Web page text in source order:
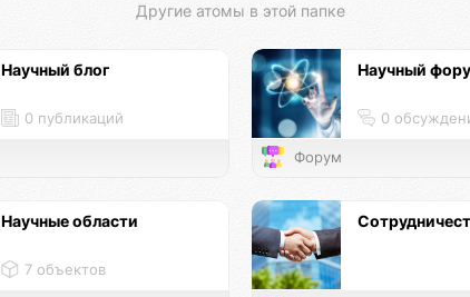
Другие атомы в этой папке
Научный блог
0 публикаций
Научный
0
Форум
Научные области
7 объектов